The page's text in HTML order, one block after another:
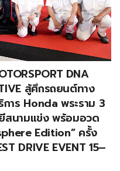
DNA
สู้ศึกรถยนต์ทาง
าร Honda พระราม 3
สนามแข่ง พร้อมอวด
Edition” ครั้ง
DRIVE EVENT 15–